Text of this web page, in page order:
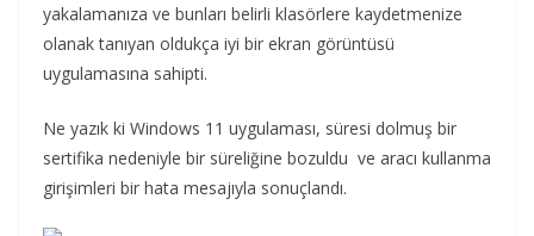
yakalamanıza ve bunları belirli klasörlere kaydetmenize
olanak tanıyan oldukça iyi bir ekran görüntüsü
uygulamasına sahipti.
Ne yazık ki Windows 11 uygulaması, süresi dolmuş bir
sertifika nedeniyle bir süreliğine bozuldu ve aracı kullanma
girişimleri bir hata mesajıyla sonuçlandı.